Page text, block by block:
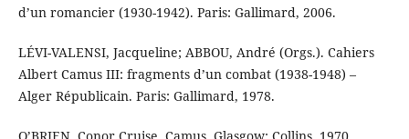
d’un romancier (1930-1942). Paris: Gallimard, 2006.
LÉVI-VALENSI, Jacqueline; ABBOU, André (Orgs.). Cahiers
Albert Camus III: fragments d’un combat (1938-1948) –
Alger Républicain. Paris: Gallimard, 1978.